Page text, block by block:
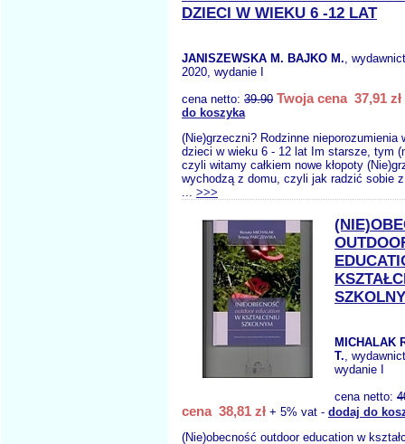
DZIECI W WIEKU 6 -12 LAT
JANISZEWSKA M. BAJKO M.,
2020, wydanie I
cena netto: 39.90 Twoja cena 37,91 zł
do koszyka
(Nie)grzeczni? Rodzinne nieporozumienia
dzieci w wieku 6 - 12 lat Im starsze, tym
czyli witamy całkiem nowe kłopoty
wychodzą z domu, czyli jak radzić sobie
... >>>
MICHALAK
T.,
wydanie I
cena netto:
cena 38,81 zł + 5% vat - dodaj do
(Nie)obecność outdoor education w